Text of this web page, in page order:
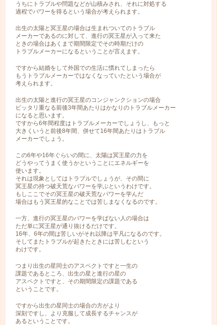
うちにトラブルや問題などが山積みされ、それに対処する
過程でパワーを得るという場合が考えられます。
出生の太陽と冥王星の場合は生まれついてのトラブル
メーカーであるのに対して、進行の冥王星が入って来た
ときの場合はあくまで期間限定でその時期だけの
トラブルメーカーになるということが言えます。
ですから結婚をして外国での生活に慣れてしまったら
もうトラブルメーカーではなくなっていたという場合が
考えられます。
出生の太陽と進行の冥王星のコンジャンクションの場合
ピッタリ重なる前後3年間あたりはかなりのトラブルメーカー
になると思います。
ですから6年間程度はトラブルメーカーでしょうし、もっと
大きくいうと前後8年間、併せて16年間あたりはトラブル
メーカーでしょう。
この6年や16年ぐらいの間に、太陽は冥王星の力を
どうやってうまく使うかということにエネルギーを
使います。
それは現象としてはトラブルでしょうが、その間に
冥王星の持つ破天荒なパワーを学ぶというわけです。
もしここでその冥王星の破天荒なパワーを学んだ
場合はもう冥王星的なことでは苦しまなくなるのです。
一方、進行の冥王星のパワーを学ばない人の場合は
ただ単に冥王星が通り抜けるだけです。
16年、6年の間は苦しいがそれ以降は平凡になるのです。
そしてまたトラブルが起きたときには苦しむという
わけです。
つまり出生の星同士のアスペクトですと一生の
課題であるところ、出生の星と進行の星の
アスペクトですと、その期間限定の課題である
ということです。
ですから出生の星同士の場合の方がより
深刻ですし、より克服して成長するチャンスが
あるということです。